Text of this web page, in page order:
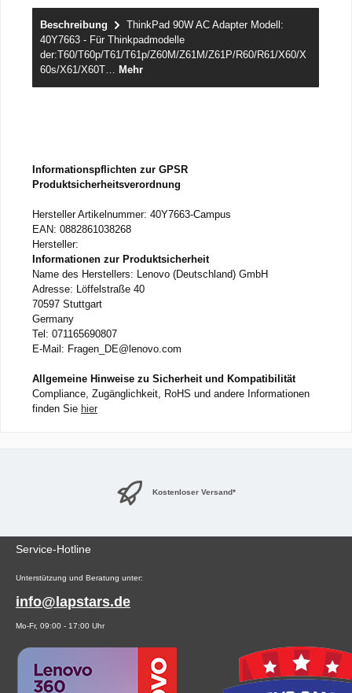
Beschreibung
ThinkPad 90W AC Adapter Modell:
40Y7663 - Für Thinkpadmodelle
der:T60/T60p/T61/T61p/Z60M/Z61M/Z61P/R60/R61/X60/X
60s/X61/X60T… Mehr
Informationspflichten zur GPSR
Produktsicherheitsverordnung
Hersteller Artikelnummer: 40Y7663-Campus
EAN: 0882861038268
Hersteller:
Informationen zur Produktsicherheit
Name des Herstellers: Lenovo (Deutschland) GmbH
Adresse: Löffelstraße 40
70597 Stuttgart
Germany
Tel: 071165690807
E-Mail: Fragen_DE@lenovo.com
Allgemeine Hinweise zu Sicherheit und Kompatibilität
Compliance, Zugänglichkeit, RoHS und andere Informationen
finden Sie hier
Kostenloser Versand*
Service-Hotline
Unterstützung und Beratung unter:
info@lapstars.de
Mo-Fr, 09:00 - 17:00 Uhr